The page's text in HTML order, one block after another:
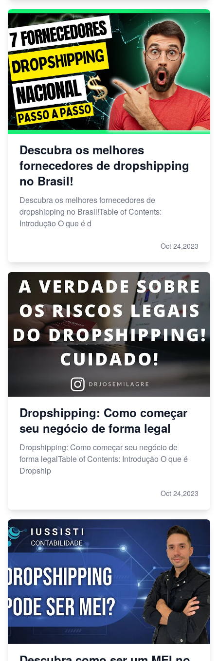
Descubra os melhores
fornecedores de dropshipping
no Brasil!
Descubra os melhores fornecedores de
dropshipping no Brasil!Table of Contents:
Introdução O que é d
Oct 24,2023
Dropshipping: Como começar
seu negócio de forma legal
Dropshipping: Como começar seu negócio de
forma legalTable of Contents: Introdução O que é
Dropship
Oct 24,2023